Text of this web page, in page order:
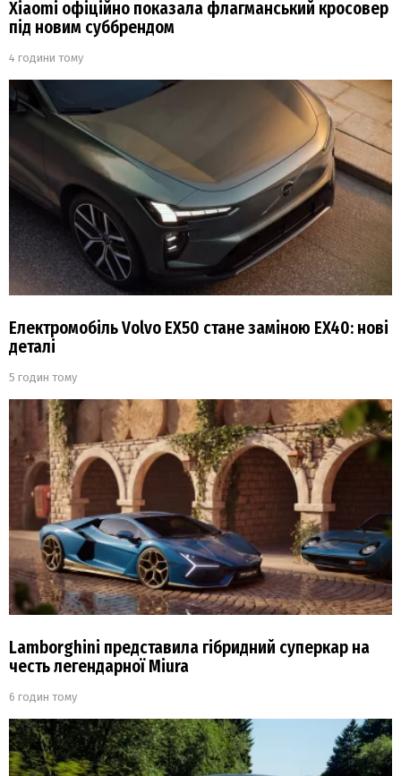
Xiaomi офіційно показала флагманський кросовер
під новим суббрендом
4 години тому
Електромобіль Volvo EX50 стане заміною EX40: нові
деталі
5 годин тому
Lamborghini представила гібридний суперкар на
честь легендарної Miura
6 годин тому